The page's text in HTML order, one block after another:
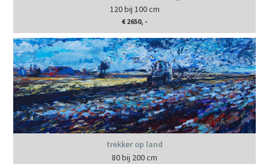
120 bij 100 cm
€ 2650, -
trekker op land
80 bij 200 cm